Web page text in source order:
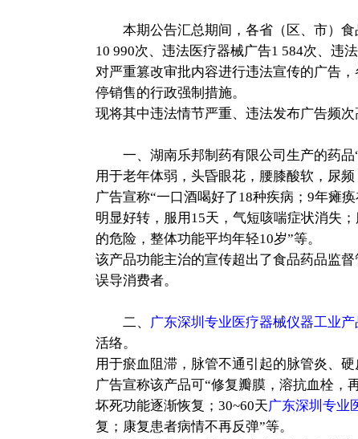
本期公告汇总期间，各省（区、市）食
10 990次、违法医疗器械广告1 584次、违
对严重篡改审批内容进行违法宣传的广告
停销售的行政强制措施。
现将其中违法情节严重、违法发布广告频
一、湖南乐邦制药有限公司生产的药品“
用于老年体弱，头昏眼花，腰膝酸软，尿频
广告宣称“一口酒喝好了18种疾病；9年瘫
明显好转，服用15天，气短咳喘症状消失
的危险，整体功能平均年轻10岁”等。
该产品功能主治的宣传超出了食品药品监
误导消费者。
二、 广东深圳专业医疗器械仪器工业
活络。
用于瘀血阻滞，脉管不通引起的脉管炎、
广告宣称该产品可“修复瓣膜，溶抗血栓，
坏死功能逐渐恢复；30~60天广东深圳专业
复；康复患者病情不再反弹”等。